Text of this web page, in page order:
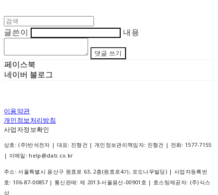
글쓴이 내용
댓글 쓰기
페이스북
네이버 블로그
이용약관
개인정보처리방침
사업자정보확인
상호: (주)반석전자 | 대표: 진형건 | 개인정보관리책임자: 진형건 | 전화: 1577-7155
| 이메일: help@dati.co.kr
주소: 서울특별시 용산구 원효로 63, 2층(원효로4가, 포도나무빌딩) | 사업자등록번
호: 106-87-00857| 통신판매: 제 2013-서울용산-00901호 | 호스팅제공자: (주)식스
샵